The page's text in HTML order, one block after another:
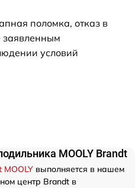
поломка, отказ в
заявленным
условий
MOOLY Brandt
MOOLY выполняется в нашем
центр Brandt в